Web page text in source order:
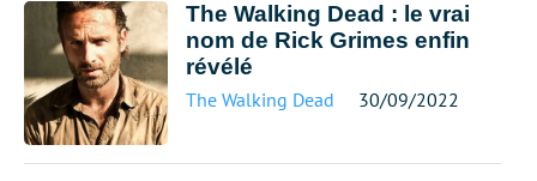
The Walking Dead : le vrai
nom de Rick Grimes enfin
révélé
The Walking Dead 30/09/2022